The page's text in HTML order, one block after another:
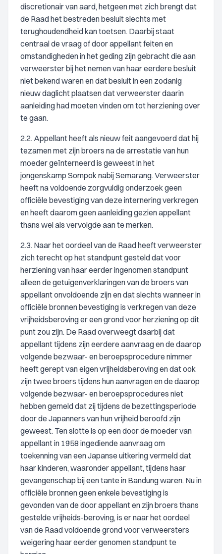
discretionair van aard, hetgeen met zich brengt dat
de Raad het bestreden besluit slechts met
terughoudendheid kan toetsen. Daarbij staat
centraal de vraag of door appellant feiten en
omstandigheden in het geding zijn gebracht die aan
verweerster bij het nemen van haar eerdere besluit
niet bekend waren en dat besluit in een zodanig
nieuw daglicht plaatsen dat verweerster daarin
aanleiding had moeten vinden om tot herziening over
te gaan.
2.2. Appellant heeft als nieuw feit aangevoerd dat hij
tezamen met zijn broers na de arrestatie van hun
moeder geïnterneerd is geweest in het
jongenskamp Sompok nabij Semarang. Verweerster
heeft na voldoende zorgvuldig onderzoek geen
officiële bevestiging van deze internering verkregen
en heeft daarom geen aanleiding gezien appellant
thans wel als vervolgde aan te merken.
2.3. Naar het oordeel van de Raad heeft verweerster
zich terecht op het standpunt gesteld dat voor
herziening van haar eerder ingenomen standpunt
alleen de getuigenverklaringen van de broers van
appellant onvoldoende zijn en dat slechts wanneer in
officiële bronnen bevestiging is verkregen van deze
vrijheidsberoving er een grond voor herziening op dit
punt zou zijn. De Raad overweegt daarbij dat
appellant tijdens zijn eerdere aanvraag en de daarop
volgende bezwaar- en beroepsprocedure nimmer
heeft gerept van eigen vrijheidsberoving en dat ook
zijn twee broers tijdens hun aanvragen en de daarop
volgende bezwaar- en beroepsprocedures niet
hebben gemeld dat zij tijdens de bezettingsperiode
door de Japanners van hun vrijheid beroofd zijn
geweest. Ten slotte is op een door de moeder van
appellant in 1958 ingediende aanvraag om
toekenning van een Japanse uitkering vermeld dat
haar kinderen, waaronder appellant, tijdens haar
gevangenschap bij een tante in Bandung waren. Nu in
officiële bronnen geen enkele bevestiging is
gevonden van de door appellant en zijn broers thans
gestelde vrijheids-beroving, is er naar het oordeel
van de Raad voldoende grond voor verweersters
weigering haar eerder genomen standpunt te